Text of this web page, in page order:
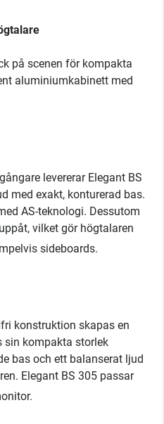
på scenen för kompakta
aluminiumkabinett med
levererar Elegant BS
med exakt, konturerad bas.
AS-teknologi. Dessutom
vilket gör högtalaren
sideboards.
konstruktion skapas en
sin kompakta storlek
bas och ett balanserat ljud
Elegant BS 305 passar